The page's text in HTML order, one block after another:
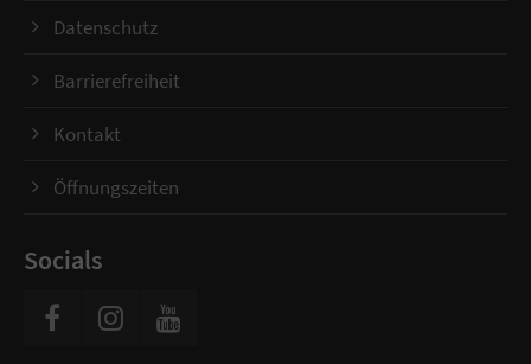
Datenschutz
Barrierefreiheit
Kontakt
Öffnungszeiten
Socials